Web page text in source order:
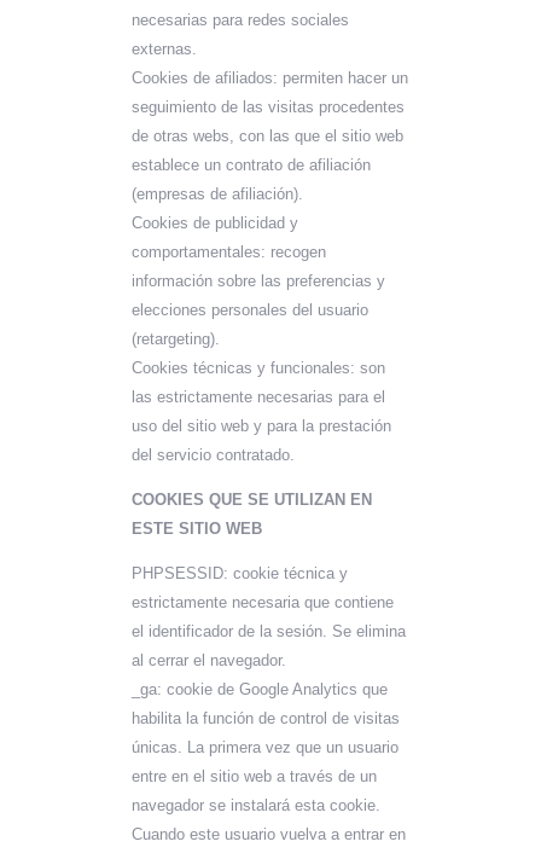
necesarias para redes sociales
externas.
Cookies de afiliados: permiten hacer un
seguimiento de las visitas procedentes
de otras webs, con las que el sitio web
establece un contrato de afiliación
(empresas de afiliación).
Cookies de publicidad y
comportamentales: recogen
información sobre las preferencias y
elecciones personales del usuario
(retargeting).
Cookies técnicas y funcionales: son
las estrictamente necesarias para el
uso del sitio web y para la prestación
del servicio contratado.
COOKIES QUE SE UTILIZAN EN
ESTE SITIO WEB
PHPSESSID: cookie técnica y
estrictamente necesaria que contiene
el identificador de la sesión. Se elimina
al cerrar el navegador.
_ga: cookie de Google Analytics que
habilita la función de control de visitas
únicas. La primera vez que un usuario
entre en el sitio web a través de un
navegador se instalará esta cookie.
Cuando este usuario vuelva a entrar en